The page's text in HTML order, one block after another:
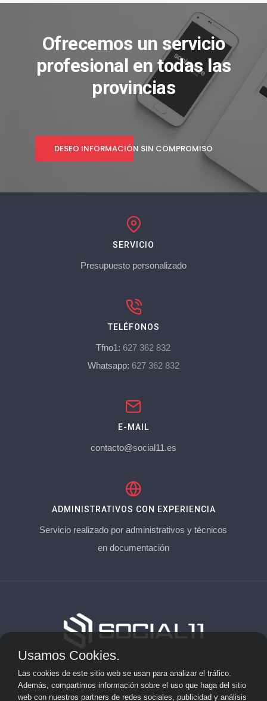
Ofrecemos un servicio
profesional en todas las
provincias
DESEO INFORMACIÓN SIN COMPROMISO
SERVICIO
Presupuesto personalizado
TELÉFONOS
Tfno1: 627 362 832
Whatsapp: 627 362 832
E-MAIL
contacto@social11.es
ADMINISTRATIVOS CON EXPERIENCIA
Servicio realizado por administrativos y técnicos
en documentación
Aviso Legal
Privacidad
Usamos Cookies.
Las cookies de este sitio web se usan para analizar el tráfico.
Además, compartimos información sobre el uso que haga del sitio
web con nuestros partners de redes sociales, publicidad y análisis